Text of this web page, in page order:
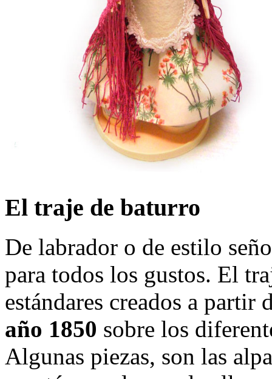
El traje de baturro
De labrador o de estilo
para todos los gustos. El
estándares creados a partir
año 1850 sobre los
Algunas piezas, son las